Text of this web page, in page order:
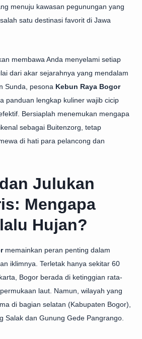
menuju kawasan pegunungan yang
satu destinasi favorit di Jawa
membawa Anda menyelami setiap
dari akar sejarahnya yang mendalam
Sunda, pesona Kebun Raya Bogor
panduan lengkap kuliner wajib cicip
Bersiaplah menemukan mengapa
sebagai Buitenzorg, tetap
di hati para pelancong dan
Julukan
Mengapa
Hujan?
memainkan peran penting dalam
iklimnya. Terletak hanya sekitar 60
Bogor berada di ketinggian rata-
laut. Namun, wilayah yang
di bagian selatan (Kabupaten Bogor),
Salak dan Gunung Gede Pangrango.